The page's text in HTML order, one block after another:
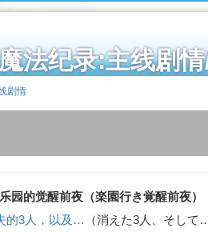
魔法纪录:主线
剧情
园的觉醒前夜（楽園行き覚醒前夜）
的3人，以及…
（消えた3人、そして